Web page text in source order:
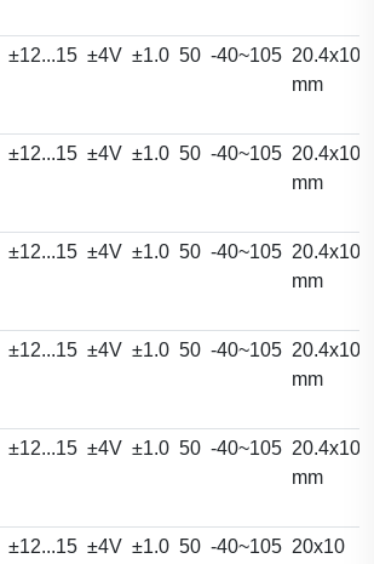
±12...15 ±4V ±1.0 50 -40~105
mm
±12...15 ±4V ±1.0 50 -40~105
mm
±12...15 ±4V ±1.0 50 -40~105
mm
±12...15 ±4V ±1.0 50 -40~105
mm
±12...15 ±4V ±1.0 50 -40~105
mm
±12...15 ±4V ±1.0 50 -40~105 20x10